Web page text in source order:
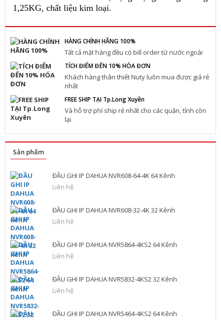
1,25KG, chất liệu kim loại.
HÀNG CHÍNH HÃNG 100%
Tất cả mặt hàng đều có bill order từ nước ngoài
TÍCH ĐIỂM ĐẾN 10% HÓA ĐƠN
Khách hàng thân thiết Nuty luôn mua được giá rẻ
nhất
FREE SHIP TẠI Tp.Long Xuyên
Và hỗ trợ phí ship rẻ nhất cho các quận, tỉnh còn
lại.
Sản phẩm
ĐẦU GHI IP DAHUA NVR608-64-4K 64 Kênh
Liên hệ
ĐẦU GHI IP DAHUA NVR608-32-4K 32 Kênh
Liên hệ
ĐẦU GHI IP DAHUA NVR5864-4KS2 64 Kênh
Liên hệ
ĐẦU GHI IP DAHUA NVR5832-4KS2 32 Kênh
Liên hệ
ĐẦU GHI IP DAHUA NVR5464-4KS2 64 Kênh